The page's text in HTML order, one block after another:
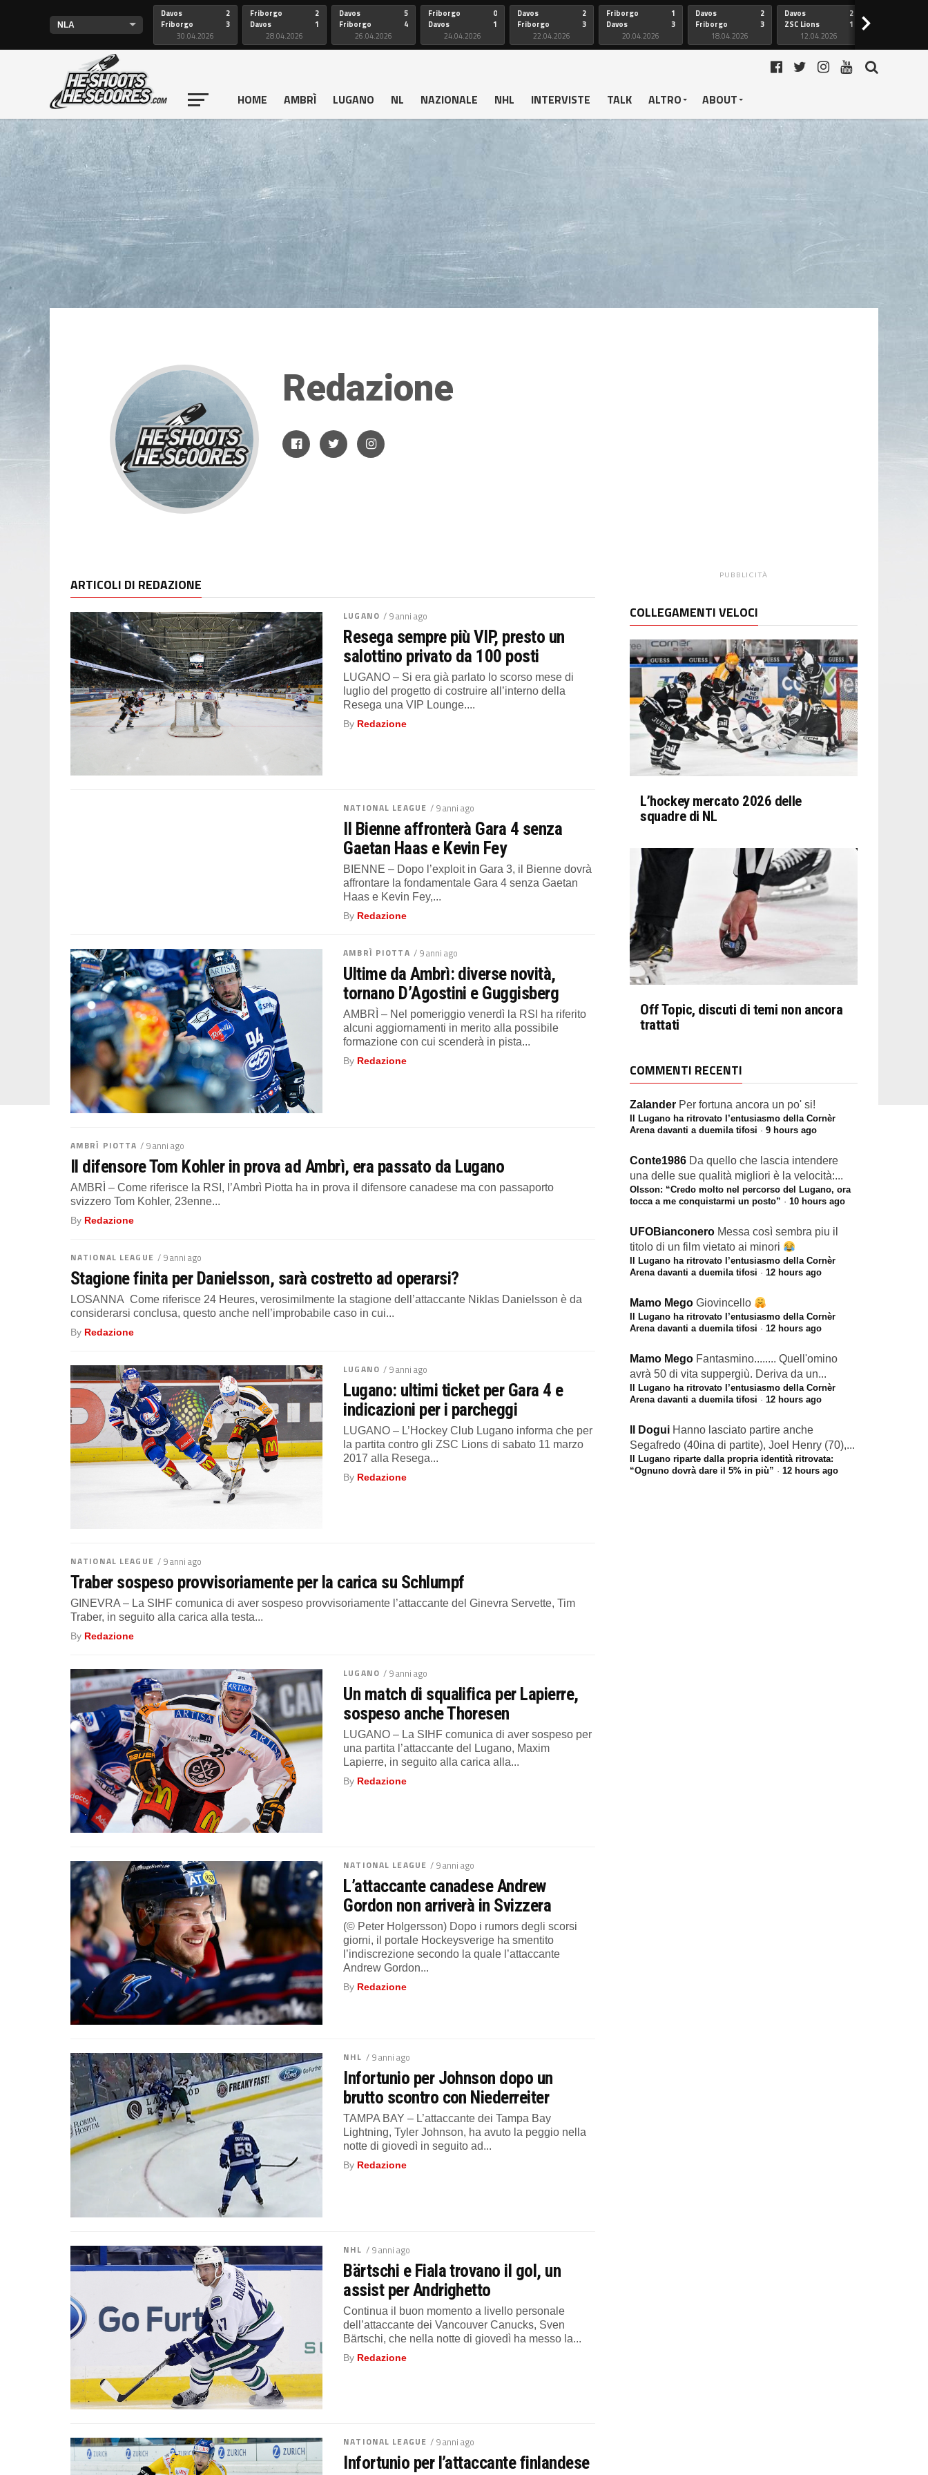
Davos
Friborgo
2
3
30.04.2026
Friborgo
Davos
2
1
28.04.2026
Davos
Friborgo
5
4
26.04.2026
Friborgo
Davos
0
1
24.04.2026
Davos
Friborgo
2
3
22.04.2026
Friborgo
Davos
1
3
20.04.2026
Davos
Friborgo
2
3
18.04.2026
Davos
ZSC Lions
2
1
12.04.2026
>
HOME AMBRÌ LUGANO NL NAZIONALE NHL INTERVISTE TALK ALTRO ABOUT
Redazione
ARTICOLI DI REDAZIONE
LUGANO / 9 anni ago
Resega sempre più VIP, presto un
salottino privato da 100 posti
LUGANO – Si era già parlato lo scorso mese di
luglio del progetto di costruire all’interno della
Resega una VIP Lounge....
By Redazione
NATIONAL LEAGUE / 9 anni ago
Il Bienne affronterà Gara 4 senza
Gaetan Haas e Kevin Fey
BIENNE – Dopo l’exploit in Gara 3, il Bienne dovrà
affrontare la fondamentale Gara 4 senza Gaetan
Haas e Kevin Fey,...
By Redazione
AMBRÌ PIOTTA / 9 anni ago
Ultime da Ambrì: diverse novità,
tornano D’Agostini e Guggisberg
AMBRÌ – Nel pomeriggio venerdì la RSI ha riferito
alcuni aggiornamenti in merito alla possibile
formazione con cui scenderà in pista...
By Redazione
AMBRÌ PIOTTA / 9 anni ago
Il difensore Tom Kohler in prova ad Ambrì, era passato da Lugano
AMBRÌ – Come riferisce la RSI, l’Ambrì Piotta ha in prova il difensore canadese ma con passaporto
svizzero Tom Kohler, 23enne...
By Redazione
NATIONAL LEAGUE / 9 anni ago
Stagione finita per Danielsson, sarà costretto ad operarsi?
LOSANNA Come riferisce 24 Heures, verosimilmente la stagione dell’attaccante Niklas Danielsson è da
considerarsi conclusa, questo anche nell’improbabile caso in cui...
By Redazione
LUGANO / 9 anni ago
Lugano: ultimi ticket per Gara 4 e
indicazioni per i parcheggi
LUGANO – L’Hockey Club Lugano informa che per
la partita contro gli ZSC Lions di sabato 11 marzo
2017 alla Resega...
By Redazione
NATIONAL LEAGUE / 9 anni ago
Traber sospeso provvisoriamente per la carica su Schlumpf
GINEVRA – La SIHF comunica di aver sospeso provvisoriamente l’attaccante del Ginevra Servette, Tim
Traber, in seguito alla carica alla testa...
By Redazione
LUGANO / 9 anni ago
Un match di squalifica per Lapierre,
sospeso anche Thoresen
LUGANO – La SIHF comunica di aver sospeso per
una partita l’attaccante del Lugano, Maxim
Lapierre, in seguito alla carica alla...
By Redazione
NATIONAL LEAGUE / 9 anni ago
L’attaccante canadese Andrew
Gordon non arriverà in Svizzera
(© Peter Holgersson) Dopo i rumors degli scorsi
giorni, il portale Hockeysverige ha smentito
l’indiscrezione secondo la quale l’attaccante
Andrew Gordon...
By Redazione
NHL / 9 anni ago
Infortunio per Johnson dopo un
brutto scontro con Niederreiter
TAMPA BAY – L’attaccante dei Tampa Bay
Lightning, Tyler Johnson, ha avuto la peggio nella
notte di giovedì in seguito ad...
By Redazione
NHL / 9 anni ago
Bärtschi e Fiala trovano il gol, un
assist per Andrighetto
Continua il buon momento a livello personale
dell’attaccante dei Vancouver Canucks, Sven
Bärtschi, che nella notte di giovedì ha messo la...
By Redazione
NATIONAL LEAGUE / 9 anni ago
Infortunio per l’attaccante finlandese
PUBBLICITÀ
COLLEGAMENTI VELOCI
L’hockey mercato 2026 delle
squadre di NL
Off Topic, discuti di temi non ancora
trattati
COMMENTI RECENTI
Zalander Per fortuna ancora un po' si!
Il Lugano ha ritrovato l’entusiasmo della Cornèr
Arena davanti a duemila tifosi · 9 hours ago
Conte1986 Da quello che lascia intendere
una delle sue qualità migliori è la velocità:...
Olsson: “Credo molto nel percorso del Lugano, ora
tocca a me conquistarmi un posto” · 10 hours ago
UFOBianconero Messa così sembra piu il
titolo di un film vietato ai minori
Il Lugano ha ritrovato l’entusiasmo della Cornèr
Arena davanti a duemila tifosi · 12 hours ago
Mamo Mego Giovincello
Il Lugano ha ritrovato l’entusiasmo della Cornèr
Arena davanti a duemila tifosi · 12 hours ago
Mamo Mego Fantasmino........ Quell'omino
avrà 50 di vita suppergiù. Deriva da un...
Il Lugano ha ritrovato l’entusiasmo della Cornèr
Arena davanti a duemila tifosi · 12 hours ago
Il Dogui Hanno lasciato partire anche
Segafredo (40ina di partite), Joel Henry (70),...
Il Lugano riparte dalla propria identità ritrovata:
“Ognuno dovrà dare il 5% in più” · 12 hours ago